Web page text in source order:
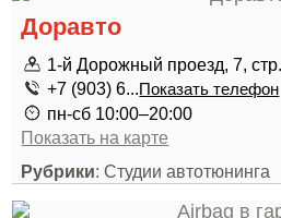
Доравто
1-й Дорожный проезд, 7,
+7 (903) 6...Показать телефон
пн-сб 10:00–20:00
Показать на карте
Рубрики: Студии автотюнинга